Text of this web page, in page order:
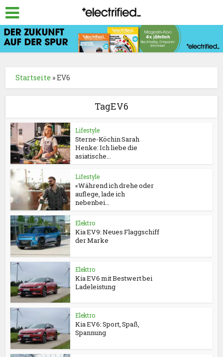
Startseite »EV6
TagEV6
Lifestyle
Sterne-Köchin Sarah
Henke: Ich liebe die
asiatische...
Lifestyle
«Während ich drehe oder
auflege, lade ich
nebenbei...
Elektro
Kia EV9: Neues Flaggschiff
der Marke
Elektro
Kia EV6 mit Bestwert bei
Ladeleistung
Elektro
Kia EV6: Sport, Spaß,
Spannung